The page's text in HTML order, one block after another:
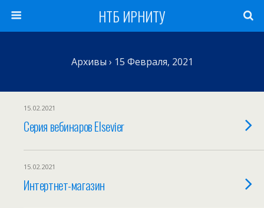
НТБ ИРНИТУ
Архивы › 15 Февраля, 2021
15.02.2021
Серия вебинаров Elsevier
15.02.2021
Интертнет-магазин